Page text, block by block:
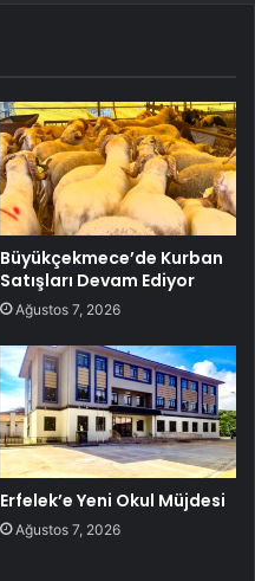
Büyükçekmece’de Kurban
Satışları Devam Ediyor
Ağustos 7, 2026
Erfelek’e Yeni Okul Müjdesi
Ağustos 7, 2026